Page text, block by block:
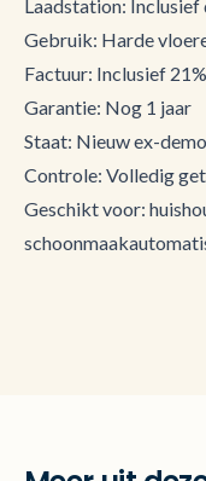
Laadstation:
Gebruik: Harde
Factuur: Inclusief
Garantie: Nog 1 jaar
Staat: Nieuw ex-
Controle: Volledig
Geschikt voor: